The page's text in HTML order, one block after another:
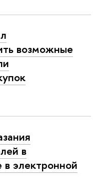
возможные
в
электронной